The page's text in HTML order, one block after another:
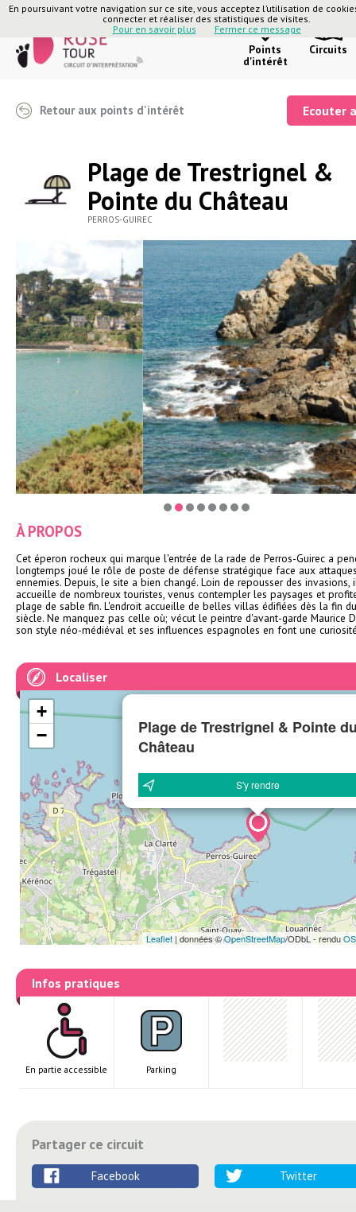
En poursuivant votre navigation sur ce site, vous acceptez l’utilisation de
connecter et réaliser des statistiques de visites.
Pour en savoir plus
Fermer ce message
Points
d'intérêt
Circuits
Retour aux points d'intérêt Ecouter
Plage de Trestrignel &
Pointe du Château
PERROS-GUIREC
À PROPOS
Cet éperon rocheux qui marque l'entrée de la rade de Perros-Guirec a
longtemps joué le rôle de poste de défense stratégique face aux
ennemies. Depuis, le site a bien changé. Loin de repousser des invasions,
accueille de nombreux touristes, venus contempler les paysages et
plage de sable fin. L'endroit accueille de belles villas édifiées dès la fin
siècle. Ne manquez pas celle où; vécut le peintre d'avant-garde Maurice
son style néo-médiéval et ses influences espagnoles en font une
Localiser
Plage de Trestrignel & Pointe
Château
S'y rendre
+
−
Leaflet | données ©OpenStreetMap/ODbL - rendu
Infos pratiques
En partie accessible Parking
Partager ce circuit
Facebook Twitter